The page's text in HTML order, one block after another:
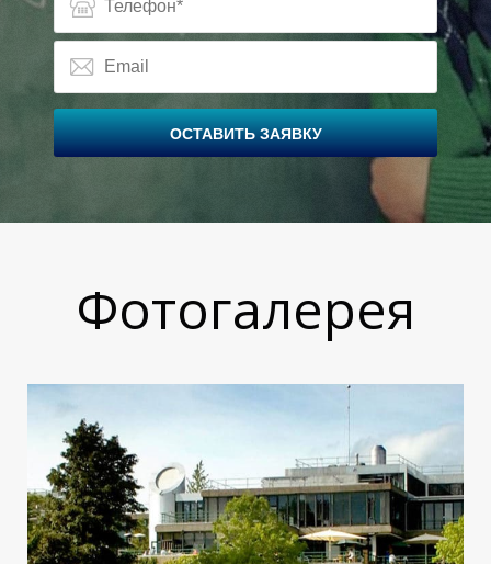
Ы
Ы
ОСТАВИТЬ ЗАЯВКУ
Фотогалерея